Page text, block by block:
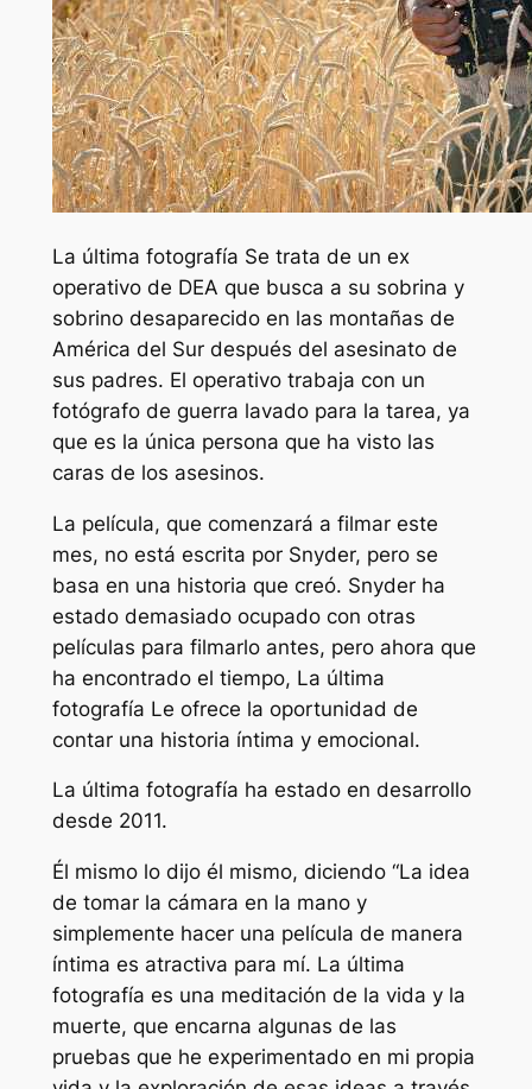
La última fotografía Se trata de un ex
operativo de DEA que busca a su sobrina y
sobrino desaparecido en las montañas de
América del Sur después del asesinato de
sus padres. El operativo trabaja con un
fotógrafo de guerra lavado para la tarea, ya
que es la única persona que ha visto las
caras de los asesinos.
La película, que comenzará a filmar este
mes, no está escrita por Snyder, pero se
basa en una historia que creó. Snyder ha
estado demasiado ocupado con otras
películas para filmarlo antes, pero ahora que
ha encontrado el tiempo, La última
fotografía Le ofrece la oportunidad de
contar una historia íntima y emocional.
La última fotografía ha estado en desarrollo
desde 2011.
Él mismo lo dijo él mismo, diciendo “La idea
de tomar la cámara en la mano y
simplemente hacer una película de manera
íntima es atractiva para mí. La última
fotografía es una meditación de la vida y la
muerte, que encarna algunas de las
pruebas que he experimentado en mi propia